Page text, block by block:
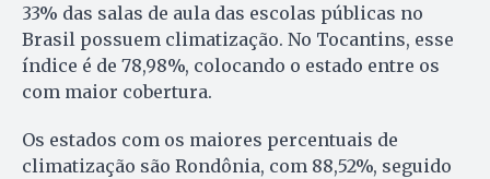
33% das salas de aula das escolas públicas no
Brasil possuem climatização. No Tocantins, esse
índice é de 78,98%, colocando o estado entre os
com maior cobertura.
Os estados com os maiores percentuais de
climatização são Rondônia, com 88,52%, seguido